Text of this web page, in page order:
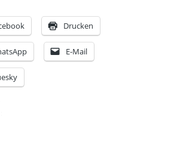
Drucken
E-Mail